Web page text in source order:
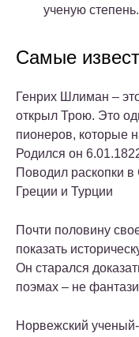
ученую степень.
Самые
Генрих Шлиман –
открыл Трою. Это
пионеров, которые
Родился он
Поводил раскопки
Греции и Турции
Почти половину
показать
Он старался
поэмах – не
Норвежский